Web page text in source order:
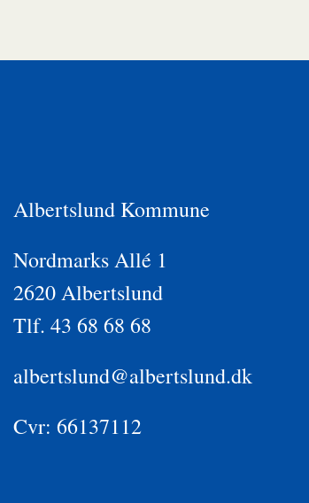
Albertslund Kommune
Nordmarks Allé 1
2620 Albertslund
Tlf. 43 68 68 68
albertslund@albertslund.dk
Cvr: 66137112